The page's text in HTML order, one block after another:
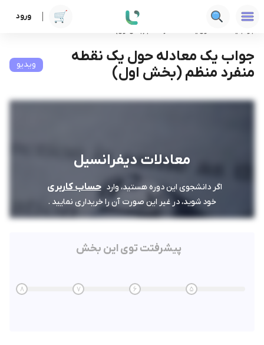
ورود دوره ها فنی‌ومهندسی
معادلات دیفرانسیل
جواب یک معادله حول یک نقطه
منفرد منظم (بخش اول)
ویدیو
معادلات دیفرانسیل
اگر دانشجوی این دوره هستید، وارد حساب کاربری
خود شوید، در غیر این صورت آن را خریداری نمایید .
پیشرفتت توی این بخش
5
6
7
8